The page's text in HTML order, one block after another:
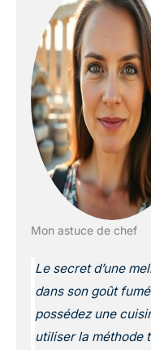
Mon astuce de chef
Le secret d’une
dans son goût
possédez une
utiliser la méthode